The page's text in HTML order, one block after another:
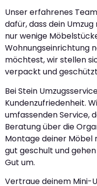
Unser erfahrenes
dafür, dass dein
nur wenige
Wohnungseinrichtung
möchtest, wir stellen
verpackt und
Bei Stein
Kundenzufriedenheit.
umfassenden Service,
Beratung über die
Montage deiner Möbel
gut geschult und
Gut um.
Vertraue deinem Mini-